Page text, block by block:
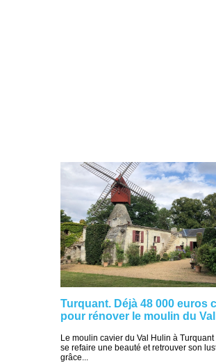
Turquant. Déjà 48 000 euros
pour rénover le moulin du
Le moulin cavier du Val Hulin à
se refaire une beauté et retrouver son
grâce...